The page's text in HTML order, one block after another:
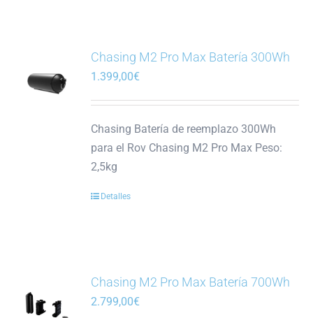
Las
elegir
en
Chasing M2 Pro Max Batería 300Wh
1.399,00€
Chasing Batería de reemplazo 300Wh
para el Rov Chasing M2 Pro Max Peso:
2,5kg
Detalles
Chasing M2 Pro Max Batería 700Wh
2.799,00€